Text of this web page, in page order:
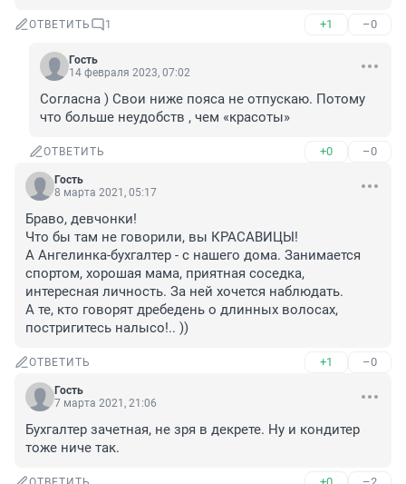
ОТВЕТИТЬ 1 +1 –0
Гость
14 февраля 2023, 07:02
Согласна ) Свои ниже пояса не отпускаю. Потому
что больше неудобств , чем «красоты»
ОТВЕТИТЬ +0 –0
Гость
8 марта 2021, 05:17
Браво, девчонки!
Что бы там не говорили, вы КРАСАВИЦЫ!
А Ангелинка-бухгалтер - с нашего дома. Занимается
спортом, хорошая мама, приятная соседка,
интересная личность. За ней хочется наблюдать.
А те, кто говорят дребедень о длинных волосах,
постригитесь налысо!.. ))
ОТВЕТИТЬ +1 –0
Гость
7 марта 2021, 21:06
Бухгалтер зачетная, не зря в декрете. Ну и кондитер
тоже ниче так.